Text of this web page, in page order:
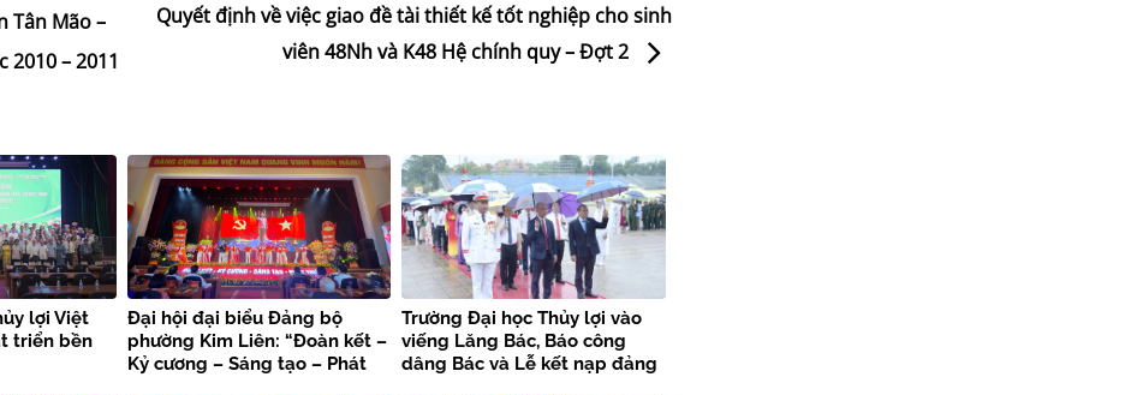
Tân Mão –
– 2011
Quyết định về việc giao đề tài thiết kế tốt nghiệp cho sinh
viên 48Nh và K48 Hệ chính quy – Đợt 2
lợi Việt
triển bền
Đại hội đại biểu Đảng bộ
phường Kim Liên: “Đoàn kết –
Kỷ cương – Sáng tạo – Phát
Trường Đại học Thủy lợi vào
viếng Lăng Bác, Báo công
dâng Bác và Lễ kết nạp đảng